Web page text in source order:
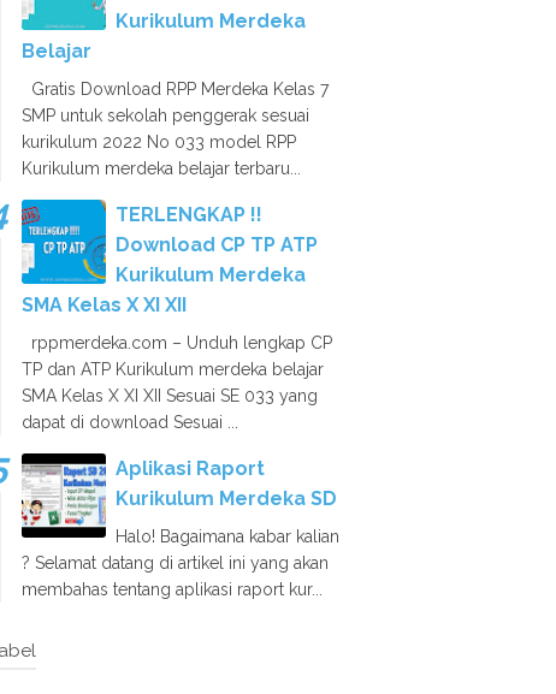
Kurikulum Merdeka
Belajar
Gratis Download RPP Merdeka Kelas 7
SMP untuk sekolah penggerak sesuai
kurikulum 2022 No 033 model RPP
Kurikulum merdeka belajar terbaru...
TERLENGKAP !!
Download CP TP ATP
Kurikulum Merdeka
SMA Kelas X XI XII
rppmerdeka.com – Unduh lengkap CP
TP dan ATP Kurikulum merdeka belajar
SMA Kelas X XI XII Sesuai SE 033 yang
dapat di download Sesuai ...
Aplikasi Raport
Kurikulum Merdeka SD
Halo! Bagaimana kabar kalian
? Selamat datang di artikel ini yang akan
membahas tentang aplikasi raport kur...